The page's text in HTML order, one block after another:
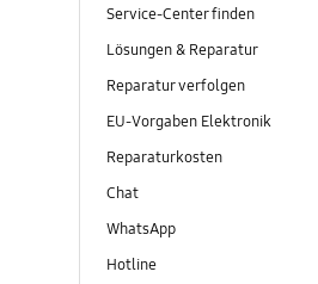
Service-Center finden
Lösungen & Reparatur
Reparatur verfolgen
EU-Vorgaben Elektronik
Reparaturkosten
Chat
WhatsApp
Hotline